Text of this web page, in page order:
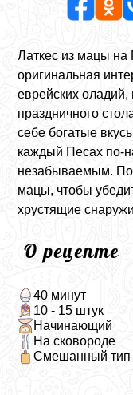
Латкес из мацы на
оригинальная
еврейских
праздничного
себе богатые
каждый Песах по-
незабываемым.
мацы, чтобы
хрустящие
О рецепте
40 минут
10 - 15 штук
Начинающий
На сковороде
Смешанный тип